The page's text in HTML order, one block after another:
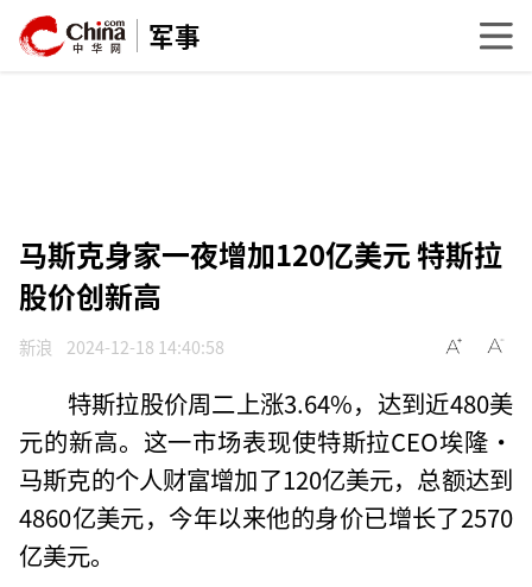
军事
马斯克身家一夜增加120亿美元 特斯拉
股价创新高
新浪 2024-12-18 14:40:58
特斯拉股价周二上涨3.64%，达到近480美
元的新高。这一市场表现使特斯拉CEO埃隆·
马斯克的个人财富增加了120亿美元，总额达到
4860亿美元，今年以来他的身价已增长了2570
亿美元。